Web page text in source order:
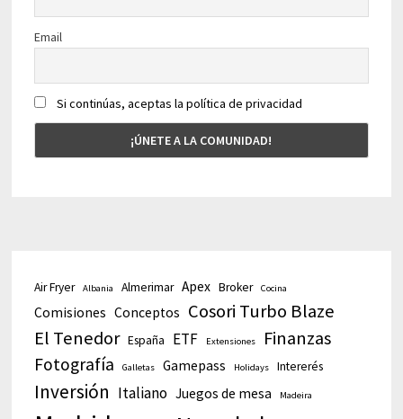
Email
Si continúas, aceptas la política de privacidad
Air Fryer Albania Almerimar Apex Broker Cocina
Comisiones Conceptos Cosori Turbo Blaze
El Tenedor España ETF Extensiones Finanzas
Fotografía Galletas Gamepass Holidays Intererés
Inversión Italiano Juegos de mesa Madeira